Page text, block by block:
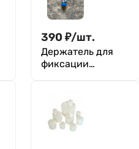
390 ₽/шт.
Держатель для
фиксации
100 мм.,
100х33х33 мм